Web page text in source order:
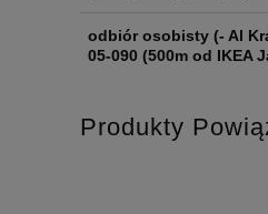
odbiór osobisty (- Al
05-090 (500m od IKEA
Produkty